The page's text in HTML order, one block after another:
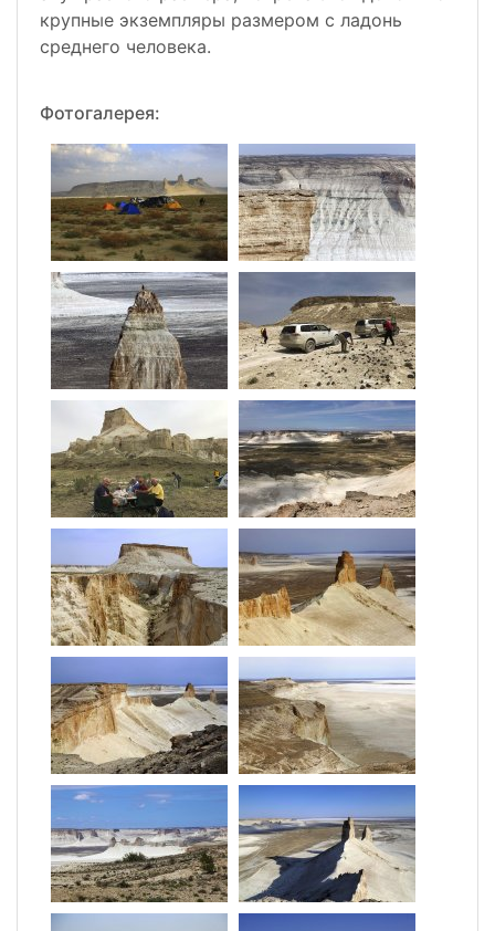
крупные экземпляры размером с ладонь
среднего человека.
Фотогалерея: